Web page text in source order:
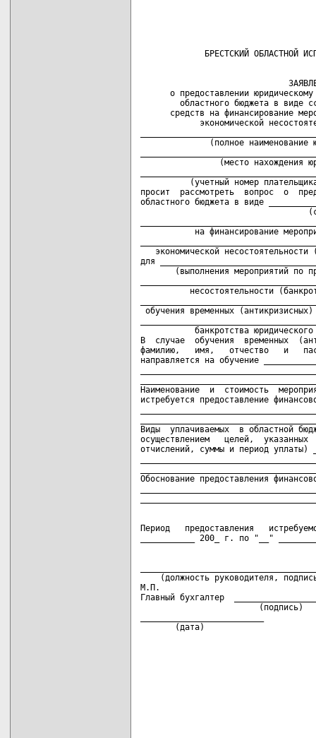
о предоставлении
областного бюджета в виде
средств на финансирование
экономической
(полное наименование
(место нахождения
(учетный номер
просит  рассмотреть  вопрос  о
областного бюджета в виде
на финансирование
экономической несостоятельности
для
(выполнения мероприятий по
несостоятельности
обучения временных
банкротства
В  случае  обучения  временных
фамилию,   имя,   отчество   и
направляется на обучение
Наименование  и  стоимость
истребуется предоставление
Виды  уплачиваемых  в областной
осуществлением   целей,
отчислений, суммы и период уплаты)
Обоснование предоставления
Период   предоставления
(должность руководителя,
М.П.
Главный бухгалтер
(подпись)
       (дата)